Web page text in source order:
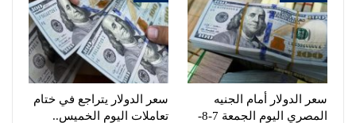
سعر الدولار أمام الجنيه
المصري اليوم الجمعة 7-8-
سعر الدولار يتراجع في ختام
تعاملات اليوم الخميس..